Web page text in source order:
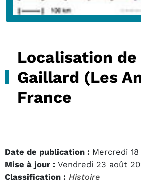
Localisation
Gaillard (Les
France
Date de publication : Mercredi
Mise à jour : Vendredi 23 août
Classification : Histoire